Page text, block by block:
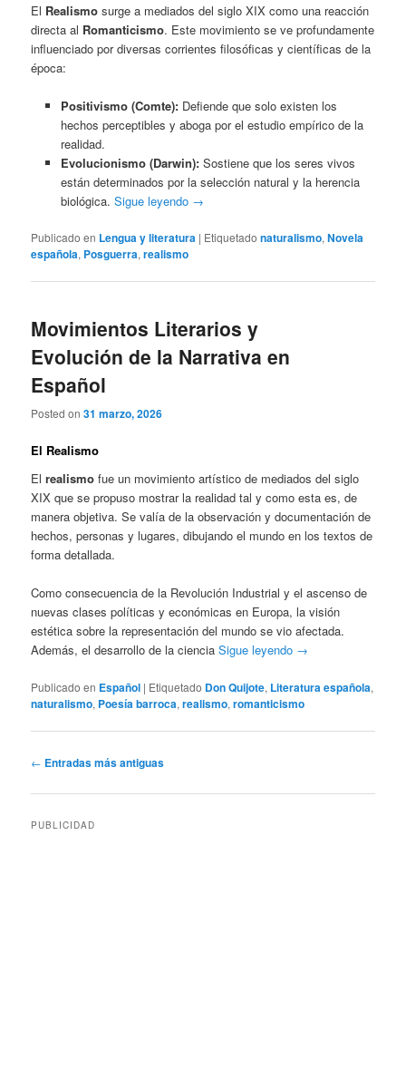
El Realismo surge a mediados del siglo XIX como una reacción
directa al Romanticismo. Este movimiento se ve profundamente
influenciado por diversas corrientes filosóficas y científicas de la
época:
Positivismo (Comte):Defiende que solo existen los
hechos perceptibles y aboga por el estudio empírico de la
realidad.
Evolucionismo (Darwin):Sostiene que los seres vivos
están determinados por la selección natural y la herencia
biológica. Sigue leyendo →
Publicado en Lengua y literatura | Etiquetado naturalismo,Novela
española, Posguerra,realismo
Movimientos Literarios y
Evolución de la Narrativa en
Español
Posted on31 marzo, 2026
El Realismo
Elrealismo fue un movimiento artístico de mediados del siglo
XIX que se propuso mostrar la realidad tal y como esta es, de
manera objetiva. Se valía de la observación y documentación de
hechos, personas y lugares, dibujando el mundo en los textos de
forma detallada.
Como consecuencia de la Revolución Industrial y el ascenso de
nuevas clases políticas y económicas en Europa, la visión
estética sobre la representación del mundo se vio afectada.
Además, el desarrollo de la cienciaSigue leyendo →
Publicado en Español | Etiquetado Don Quijote, Literatura española,
naturalismo, Poesía barroca,realismo,romanticismo
Navegación
entradas
← Entradas más antiguas
PUBLICIDAD